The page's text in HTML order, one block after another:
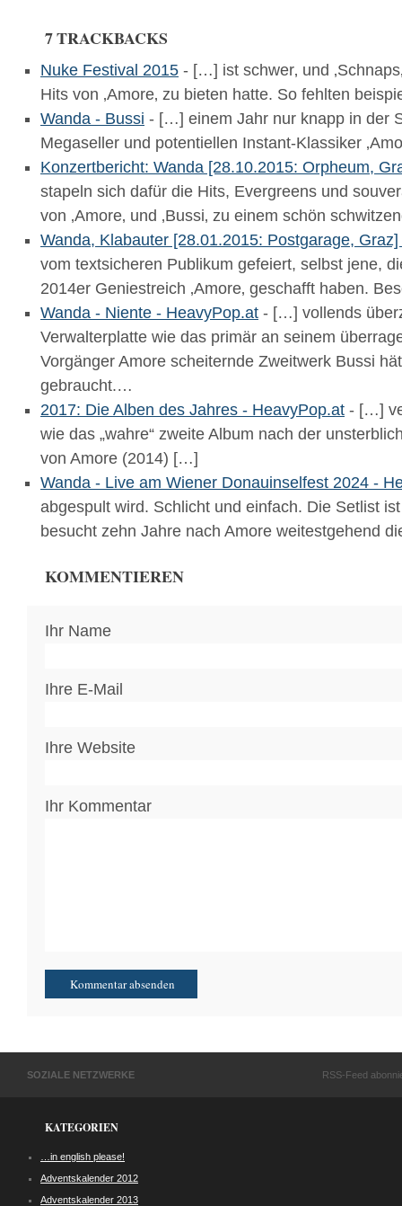
7 TRACKBACKS
Nuke Festival 2015 - […] ist schwer‚ und
Hits von ‚Amore‚ zu bieten hatte. So fehlten
Wanda - Bussi - […] einem Jahr nur knapp in der
Megaseller und potentiellen Instant-Klassiker
Konzertbericht: Wanda [28.10.2015: Orpheum,
stapeln sich dafür die Hits, Evergreens und
von ‚Amore‚ und ‚Bussi‚ zu einem schön
Wanda, Klabauter [28.01.2015: Postgarage,
vom textsicheren Publikum gefeiert, selbst jene,
2014er Geniestreich ‚Amore‚ geschafft haben.
Wanda - Niente - HeavyPop.at - […] vollends
Verwalterplatte wie das primär an seinem
Vorgänger Amore scheiternde Zweitwerk Bussi
gebraucht.…
2017: Die Alben des Jahres - HeavyPop.at - […]
wie das „wahre“ zweite Album nach der
von Amore (2014) […]
Wanda - Live am Wiener Donauinselfest 2024 -
abgespult wird. Schlicht und einfach. Die Setlist
besucht zehn Jahre nach Amore weitestgehend
KOMMENTIEREN
Ihr Name
Ihre E-Mail
Ihre Website
Ihr Kommentar
SOZIALE NETZWERKE RSS-Feed
KATEGORIEN
…in english please!
Adventskalender 2012
Adventskalender 2013